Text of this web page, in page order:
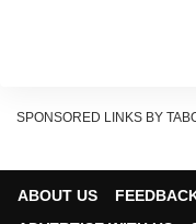
बढ़ोतरी नहीं की.
Economy) काफी तेजी
अध्‍ययन का हवाला देते
SPONSORED LINKS BY
ABOUT US